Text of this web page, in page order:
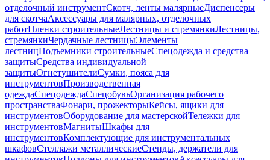
отделочный инструментСкотч, ленты малярныеДиспенсеры
для скотчаАксессуары для малярных, отделочных
работПленки строительныеЛестницы и стремянкиЛестницы,
стремянкиЧердачные лестницыЭлементы
лестницПодъемники строительныеСпецодежда и средства
защитыСредства индивидуальной
защитыОгнетушителиСумки, пояса для
инструментовПроизводственная
одеждаСпецодеждаСпецобувьОрганизация рабочего
пространстваФонари, прожекторыКейсы, ящики для
инструментовОборудование для мастерскойТележки для
инструментовМагнитыШкафы для
инструментовКомплектующие для инструментальных
шкафовСтеллажи металлическиеСтенды, держатели для